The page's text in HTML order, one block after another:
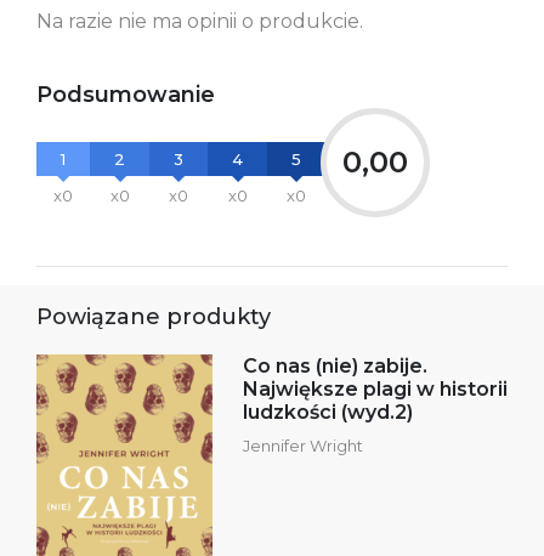
Na razie nie ma opinii o produkcie.
Podsumowanie
1
x0
2
x0
3
x0
4
x0
5
x0
0,00
Powiązane produkty
Co nas (nie) zabije.
Największe plagi w historii
ludzkości (wyd.2)
Jennifer Wright